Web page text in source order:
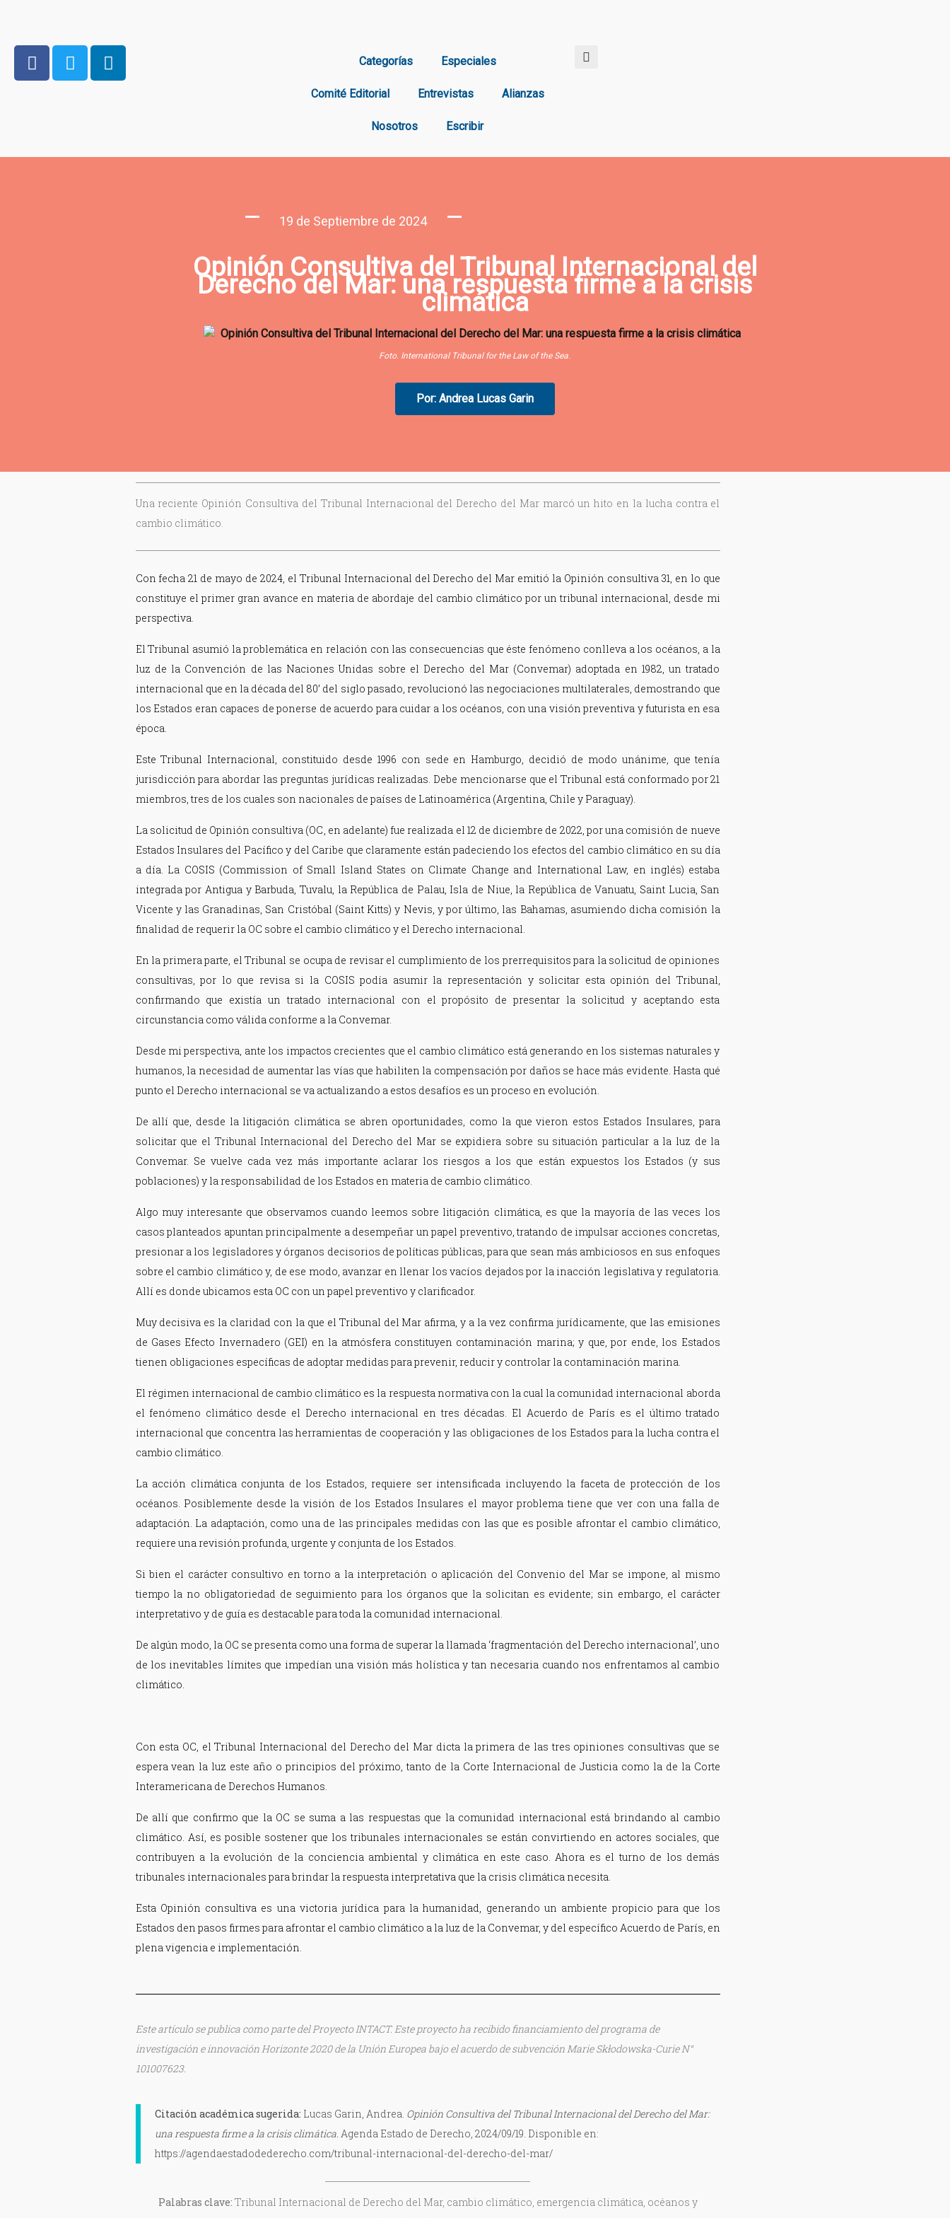
Categorías Especiales
Comité Editorial Entrevistas Alianzas
Nosotros Escribir
19 de Septiembre de 2024
Opinión Consultiva del Tribunal Internacional del
Derecho del Mar: una respuesta firme a la crisis
climática
Foto. International Tribunal for the Law of the Sea.
Por: Andrea Lucas Garin
Una reciente Opinión Consultiva del Tribunal Internacional del Derecho del Mar marcó un hito en la lucha contra el
cambio climático.
Con fecha 21 de mayo de 2024, el Tribunal Internacional del Derecho del Mar emitió la Opinión consultiva 31, en lo que
constituye el primer gran avance en materia de abordaje del cambio climático por un tribunal internacional, desde mi
perspectiva.
El Tribunal asumió la problemática en relación con las consecuencias que éste fenómeno conlleva a los océanos, a la
luz de la Convención de las Naciones Unidas sobre el Derecho del Mar (Convemar) adoptada en 1982, un tratado
internacional que en la década del 80’ del siglo pasado, revolucionó las negociaciones multilaterales, demostrando que
los Estados eran capaces de ponerse de acuerdo para cuidar a los océanos, con una visión preventiva y futurista en esa
época.
Este Tribunal Internacional, constituido desde 1996 con sede en Hamburgo, decidió de modo unánime, que tenía
jurisdicción para abordar las preguntas jurídicas realizadas. Debe mencionarse que el Tribunal está conformado por 21
miembros, tres de los cuales son nacionales de países de Latinoamérica (Argentina, Chile y Paraguay).
La solicitud de Opinión consultiva (OC, en adelante) fue realizada el 12 de diciembre de 2022, por una comisión de nueve
Estados Insulares del Pacífico y del Caribe que claramente están padeciendo los efectos del cambio climático en su día
a día. La COSIS (Commission of Small Island States on Climate Change and International Law, en inglés) estaba
integrada por Antigua y Barbuda, Tuvalu, la República de Palau, Isla de Niue, la República de Vanuatu, Saint Lucia, San
Vicente y las Granadinas, San Cristóbal (Saint Kitts) y Nevis, y por último, las Bahamas, asumiendo dicha comisión la
finalidad de requerir la OC sobre el cambio climático y el Derecho internacional.
En la primera parte, el Tribunal se ocupa de revisar el cumplimiento de los prerrequisitos para la solicitud de opiniones
consultivas, por lo que revisa si la COSIS podía asumir la representación y solicitar esta opinión del Tribunal,
confirmando que existía un tratado internacional con el propósito de presentar la solicitud y aceptando esta
circunstancia como válida conforme a la Convemar.
Desde mi perspectiva, ante los impactos crecientes que el cambio climático está generando en los sistemas naturales y
humanos, la necesidad de aumentar las vías que habiliten la compensación por daños se hace más evidente. Hasta qué
punto el Derecho internacional se va actualizando a estos desafíos es un proceso en evolución.
De allí que, desde la litigación climática se abren oportunidades, como la que vieron estos Estados Insulares, para
solicitar que el Tribunal Internacional del Derecho del Mar se expidiera sobre su situación particular a la luz de la
Convemar. Se vuelve cada vez más importante aclarar los riesgos a los que están expuestos los Estados (y sus
poblaciones) y la responsabilidad de los Estados en materia de cambio climático.
Algo muy interesante que observamos cuando leemos sobre litigación climática, es que la mayoría de las veces los
casos planteados apuntan principalmente a desempeñar un papel preventivo, tratando de impulsar acciones concretas,
presionar a los legisladores y órganos decisorios de políticas públicas, para que sean más ambiciosos en sus enfoques
sobre el cambio climático y, de ese modo, avanzar en llenar los vacíos dejados por la inacción legislativa y regulatoria.
Allí es donde ubicamos esta OC con un papel preventivo y clarificador.
Muy decisiva es la claridad con la que el Tribunal del Mar afirma, y a la vez confirma jurídicamente, que las emisiones
de Gases Efecto Invernadero (GEI) en la atmósfera constituyen contaminación marina; y que, por ende, los Estados
tienen obligaciones específicas de adoptar medidas para prevenir, reducir y controlar la contaminación marina.
El régimen internacional de cambio climático es la respuesta normativa con la cual la comunidad internacional aborda
el fenómeno climático desde el Derecho internacional en tres décadas. El Acuerdo de París es el último tratado
internacional que concentra las herramientas de cooperación y las obligaciones de los Estados para la lucha contra el
cambio climático.
La acción climática conjunta de los Estados, requiere ser intensificada incluyendo la faceta de protección de los
océanos. Posiblemente desde la visión de los Estados Insulares el mayor problema tiene que ver con una falla de
adaptación. La adaptación, como una de las principales medidas con las que es posible afrontar el cambio climático,
requiere una revisión profunda, urgente y conjunta de los Estados.
Si bien el carácter consultivo en torno a la interpretación o aplicación del Convenio del Mar se impone, al mismo
tiempo la no obligatoriedad de seguimiento para los órganos que la solicitan es evidente; sin embargo, el carácter
interpretativo y de guía es destacable para toda la comunidad internacional.
De algún modo, la OC se presenta como una forma de superar la llamada ‘fragmentación del Derecho internacional’, uno
de los inevitables límites que impedían una visión más holística y tan necesaria cuando nos enfrentamos al cambio
climático.
Con esta OC, el Tribunal Internacional del Derecho del Mar dicta la primera de las tres opiniones consultivas que se
espera vean la luz este año o principios del próximo, tanto de la Corte Internacional de Justicia como la de la Corte
Interamericana de Derechos Humanos.
De allí que confirmo que la OC se suma a las respuestas que la comunidad internacional está brindando al cambio
climático. Así, es posible sostener que los tribunales internacionales se están convirtiendo en actores sociales, que
contribuyen a la evolución de la conciencia ambiental y climática en este caso. Ahora es el turno de los demás
tribunales internacionales para brindar la respuesta interpretativa que la crisis climática necesita.
Esta Opinión consultiva es una victoria jurídica para la humanidad, generando un ambiente propicio para que los
Estados den pasos firmes para afrontar el cambio climático a la luz de la Convemar, y del específico Acuerdo de París, en
plena vigencia e implementación.
​​Este artículo se publica como parte del Proyecto INTACT. Este proyecto ha recibido financiamiento del programa de
investigación e innovación Horizonte 2020 de la Unión Europea bajo el acuerdo de subvención Marie Skłodowska-Curie N°
101007623.
Citación académica sugerida: Lucas Garin, Andrea. Opinión Consultiva del Tribunal Internacional del Derecho del Mar:
una respuesta firme a la crisis climática. Agenda Estado de Derecho, 2024/09/19. Disponible en:
https://agendaestadodederecho.com/tribunal-internacional-del-derecho-del-mar/
Palabras clave: Tribunal Internacional de Derecho del Mar, cambio climático, emergencia climática, océanos y